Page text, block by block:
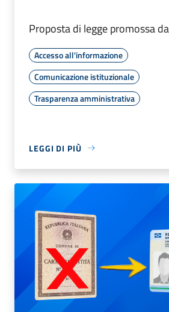
Proposta di legge promossa
Accesso all'informazione
Comunicazione istituzionale
Trasparenza amministrativa
LEGGI DI PIÙ